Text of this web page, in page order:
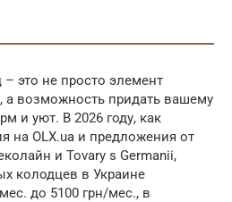
это не просто элемент
а возможность придать вашему
и уют. В 2026 году, как
на OLX.ua и предложения от
и Tovary s Germanii,
колодцев в Украине
до 5100 грн/мес., в